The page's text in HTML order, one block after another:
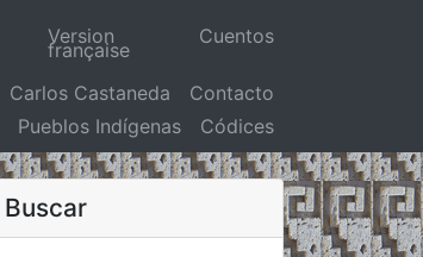
Version
française
Cuentos
Carlos Castaneda
Contacto
Pueblos Indígenas Códices
Buscar